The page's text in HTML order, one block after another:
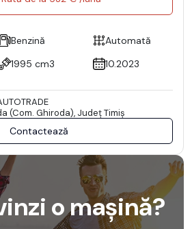
Benzină
Automată
1995 cm3 10.2023
(Com. Ghiroda), Județ Timiş
Contactează
o mașină?